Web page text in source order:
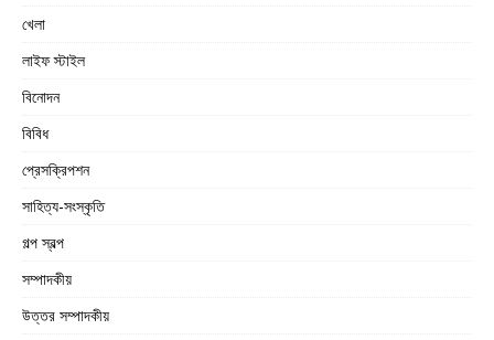
খেলা
লাইফ স্টাইল
বিনোদন
বিবিধ
প্রেসক্রিপশন
সাহিত্য-সংস্কৃতি
গল্প স্বল্প
সম্পাদকীয়
উত্তর সম্পাদকীয়